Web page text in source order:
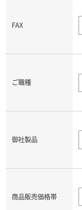
FAX
ご職種
御社製品
商品販売価格帯